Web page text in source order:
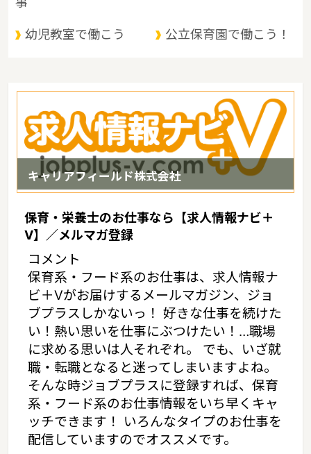
るエリアです。
幼児教室で働こう 公立保育園で働こう！
キャリアフィールド株式会社
保育・栄養士のお仕事なら【求人情報ナビ＋
V】／メルマガ登録
コメント
保育系・フード系のお仕事は、求人情報ナ
ビ＋Vがお届けするメールマガジン、ジョ
ブプラスしかないっ！ 好きな仕事を続けた
い！熱い思いを仕事にぶつけたい！…職場
に求める思いは人それぞれ。 でも、いざ就
職・転職となると迷ってしまいますよね。
そんな時ジョブプラスに登録すれば、保育
系・フード系のお仕事情報をいち早くキャ
ッチできます！ いろんなタイプのお仕事を
配信していますのでオススメです。